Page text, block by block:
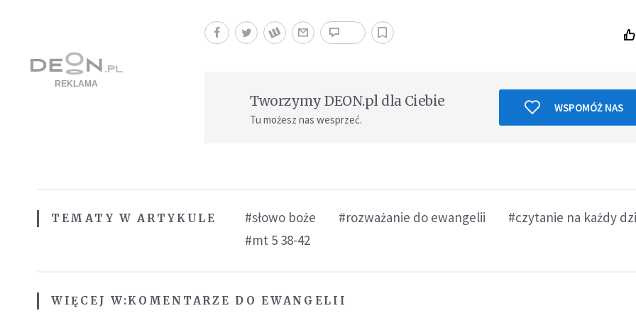
Tworzymy DEON.pl dla Ciebie
Tu możesz nas wesprzeć.
WSPOMÓŻ NAS
TEMATY W ARTYKULE #słowo boże #rozważanie do ewangelii
#czytanie na każdy
#mt 5 38-42
WIĘCEJ W:KOMENTARZE DO EWANGELII